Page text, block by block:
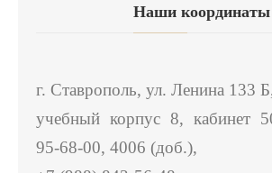
Наши координаты
г. Ставрополь, ул. Ленина 133
учебный корпус 8, кабинет
95-68-00, 4006 (доб.),